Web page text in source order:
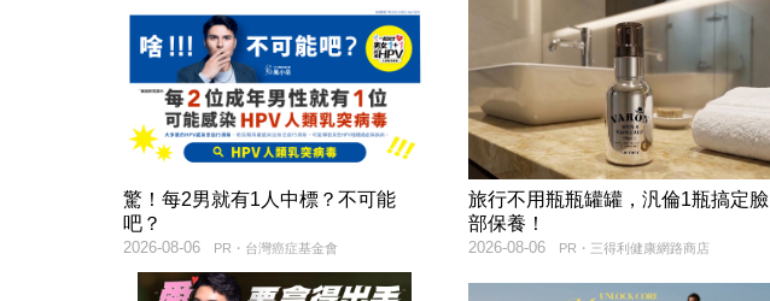
驚！每2男就有1人中標？不可能
吧？
PR・台灣癌症基金會
2026-08-06
旅行不用瓶瓶罐罐，汎倫1瓶搞定臉
部保養！
PR・三得利健康網路商店
2026-08-06